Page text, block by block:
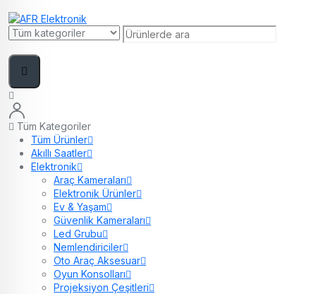
Tüm Kategoriler
Tüm Ürünler
Akıllı Saatler
Elektronik
Araç Kameraları
Elektronik Ürünler
Ev & Yaşam
Güvenlik Kameraları
Led Grubu
Nemlendiriciler
Oto Araç Aksesuar
Oyun Konsolları
Projeksiyon Çeşitleri